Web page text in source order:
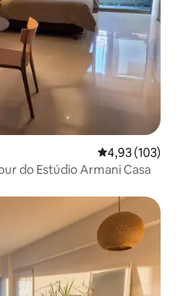
4,93 de uma
4,93 (103)
do Estúdio Armani Casa